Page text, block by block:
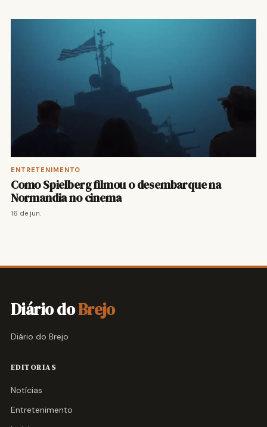
ENTRETENIMENTO
Como Spielberg filmou o desembarque na
Normandia no cinema
16 de jun.
Diário doBrejo
Diário do Brejo
EDITORIAS
Notícias
Entretenimento